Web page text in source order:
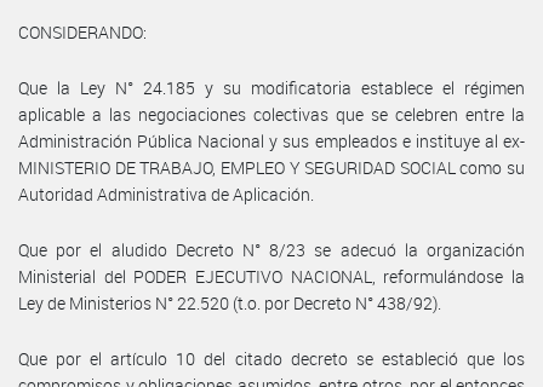
CONSIDERANDO:
Que la Ley N° 24.185 y su modificatoria establece el régimen
aplicable a las negociaciones colectivas que se celebren entre la
Administración Pública Nacional y sus empleados e instituye al ex-
MINISTERIO DE TRABAJO, EMPLEO Y SEGURIDAD SOCIAL como su
Autoridad Administrativa de Aplicación.
Que por el aludido Decreto N° 8/23 se adecuó la organización
Ministerial del PODER EJECUTIVO NACIONAL, reformulándose la
Ley de Ministerios N° 22.520 (t.o. por Decreto N° 438/92).
Que por el artículo 10 del citado decreto se estableció que los